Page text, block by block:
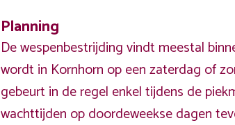
Planning
De wespenbestrijding vindt meestal
wordt in Kornhorn op een zaterdag of
gebeurt in de regel enkel tijdens de
wachttijden op doordeweekse dagen